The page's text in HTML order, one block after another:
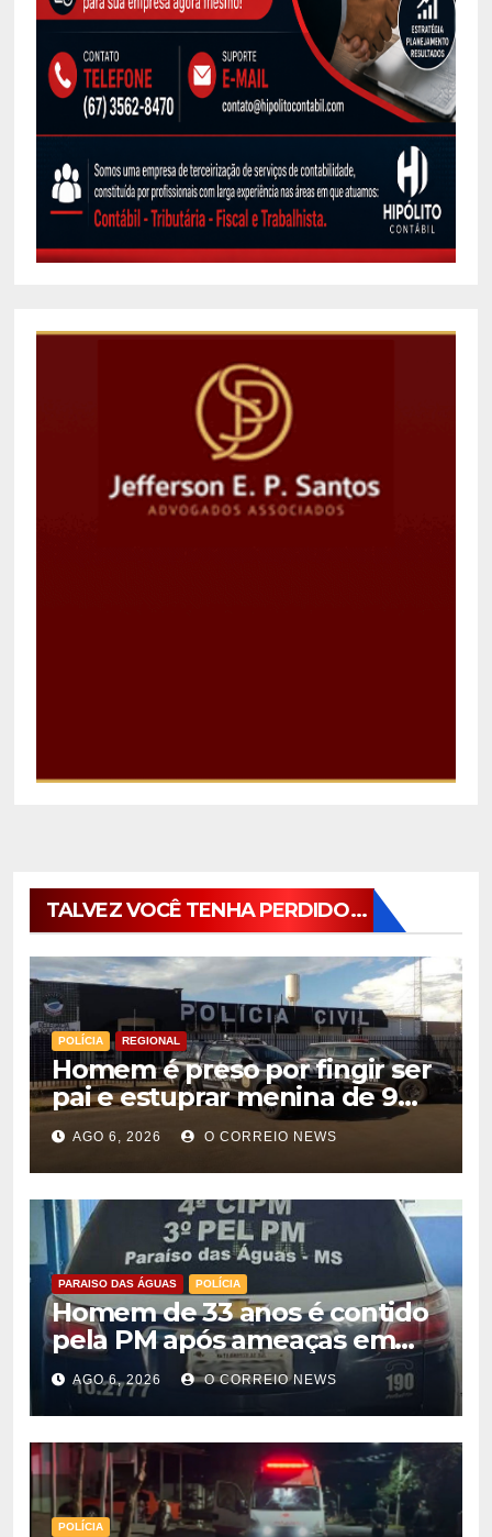
TALVEZ VOCÊ TENHA PERDIDO...
POLÍCIA REGIONAL
Homem é preso por fingir ser
pai e estuprar menina de 9
anos em Aparecida do
Taboado
AGO 6, 2026 O CORREIO NEWS
PARAISO DAS ÁGUAS POLÍCIA
Homem de 33 anos é contido
pela PM após ameaças em
alojamento de empresa em
Paraíso das Águas
AGO 6, 2026 O CORREIO NEWS
POLÍCIA